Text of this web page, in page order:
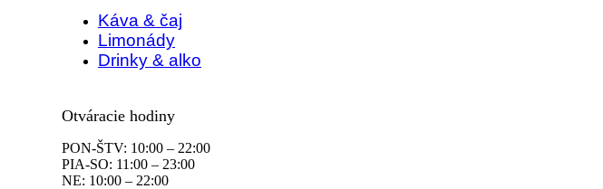
Káva & čaj
Limonády
Drinky & alko
Otváracie hodiny
PON-ŠTV: 10:00 – 22:00
PIA-SO: 11:00 – 23:00
NE: 10:00 – 22:00